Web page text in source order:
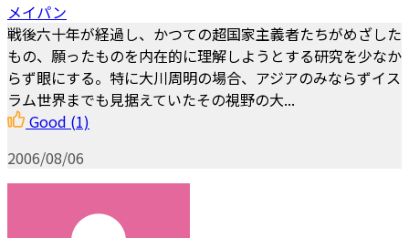
メイパン
戦後六十年が経過し、かつての超国家主義者たちがめざした
もの、願ったものを内在的に理解しようとする研究を少なか
らず眼にする。特に大川周明の場合、アジアのみならずイス
ラム世界までも見据えていたその視野の大...
Good (1)
2006/08/06